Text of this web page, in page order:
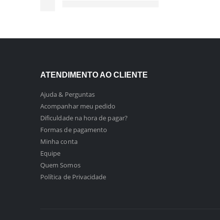
ATENDIMENTO AO CLIENTE
Ajuda & Perguntas
Acompanhar meu pedido
Dificuldade na hora de pagar?
Formas de pagamento
Minha conta
Equipe
Quem Somos
Política de Privacidade